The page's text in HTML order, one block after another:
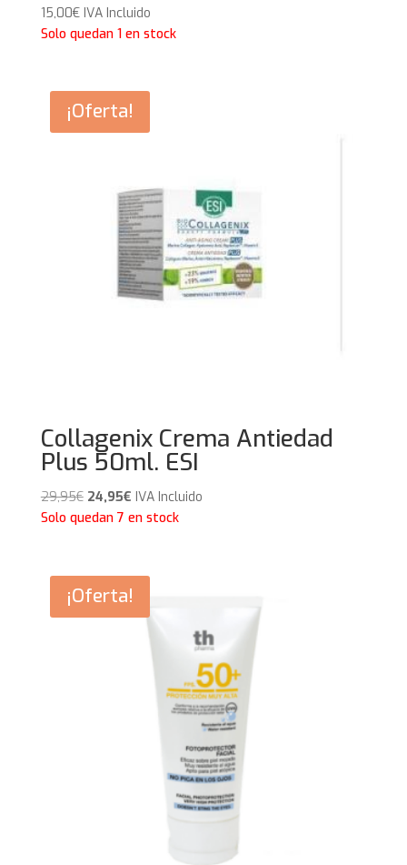
15,00€ IVA Incluido
Solo quedan 1 en stock
¡Oferta!
Collagenix Crema Antiedad
Plus 50ml. ESI
29,95€ El
precio
29,95€.
24,95€El
precio
24,95€.
IVA Incluido
Solo quedan 7 en stock
¡Oferta!